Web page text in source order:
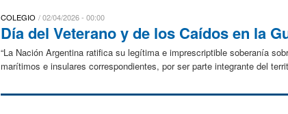
COLEGIO 02/04/2026 - 00:00
Día del Veterano y de los Caídos en la
“La Nación Argentina ratifica su legítima e imprescriptible soberanía
marítimos e insulares correspondientes, por ser parte integrante del